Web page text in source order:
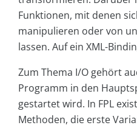
Funktionen, mit denen
manipulieren oder von
lassen. Auf ein XML-
Zum Thema I/O gehört
Programm in den
gestartet wird. In FPL
Methoden, die erste